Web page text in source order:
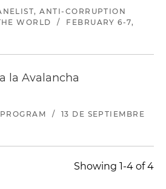
ANTI-CORRUPTION
WORLD
/
FEBRUARY 6-7,
la Avalancha
/
13 DE SEPTIEMBRE
Showing 1-4 of 4